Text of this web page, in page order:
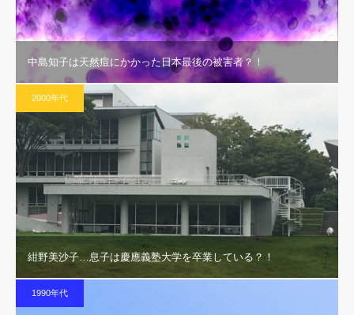
中島知子は天然痘にかかった日本最後の被害者？！
2000年代
紺野美沙子…息子は慶應義塾大学を卒業している？！
1990年代